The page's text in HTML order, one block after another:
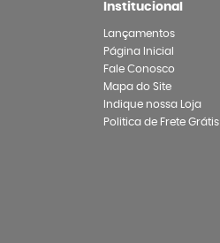
Institucional
Lançamentos
Página Inicial
Fale Conosco
Mapa do Site
Indique nossa Loja
Politica de Frete Grátis